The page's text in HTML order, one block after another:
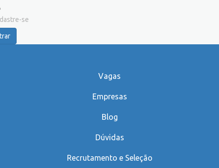
se
Vagas
Empresas
Blog
Dúvidas
Recrutamento e Seleção